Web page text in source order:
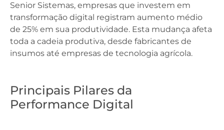
Senior Sistemas, empresas que investem em
transformação digital registram aumento médio
de 25% em sua produtividade. Esta mudança afeta
toda a cadeia produtiva, desde fabricantes de
insumos até empresas de tecnologia agrícola.
Principais Pilares da
Performance Digital